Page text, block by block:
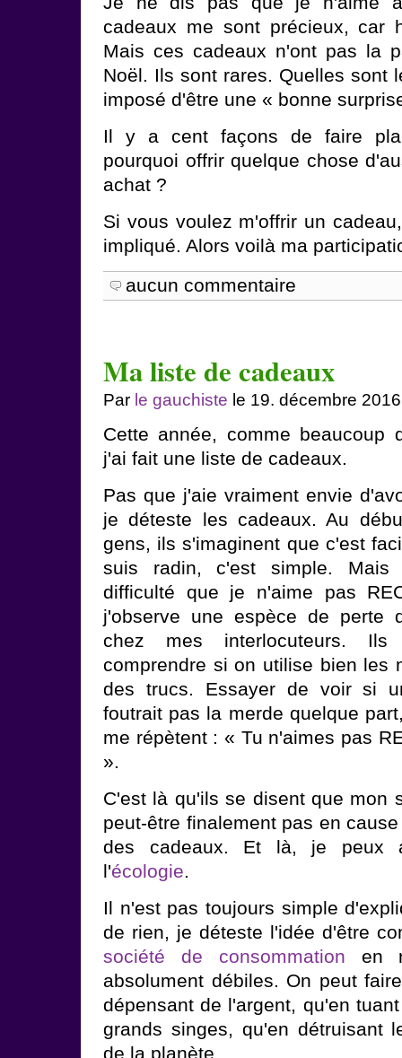
cadeaux me sont précieux, car
Mais ces cadeaux n'ont pas la
Noël. Ils sont rares. Quelles sont
imposé d'être une « bonne
Il y a cent façons de faire
pourquoi offrir quelque chose
achat ?
Si vous voulez m'offrir un
impliqué. Alors voilà ma
aucun commentaire
Ma liste de cadeaux
Par le gauchiste le 19. décembre
Cette année, comme
j'ai fait une liste de cadeaux.
Pas que j'aie vraiment envie
je déteste les cadeaux. Au
gens, ils s'imaginent que c'est
suis radin, c'est simple. Mais
difficulté que je n'aime pas
j'observe une espèce de perte
chez mes interlocuteurs.
comprendre si on utilise bien les
des trucs. Essayer de voir si
foutrait pas la merde quelque
me répètent : « Tu n'aimes pas
».
C'est là qu'ils se disent que mon
peut-être finalement pas en
des cadeaux. Et là, je peux
l'écologie.
Il n'est pas toujours simple
de rien, je déteste l'idée d'être
société de consommation en
absolument débiles. On peut
dépensant de l'argent, qu'en
grands singes, qu'en détruisant
de la planète.